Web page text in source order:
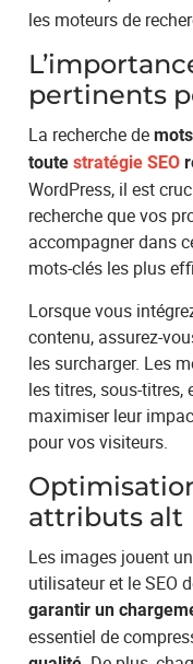
les moteurs de
pertinents
La recherche de
toutestratégie SEO
WordPress, il est
recherche que vos
accompagner dans
mots-clés les plus
Lorsque vous
contenu, assurez-
les surcharger. Les
les titres, sous-
maximiser leur
pour vos visiteurs.
attributs alt
Les images jouent
utilisateur et le SEO
garantir un
essentiel de